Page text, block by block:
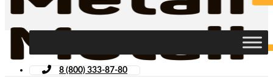
8 (800) 333-87-80